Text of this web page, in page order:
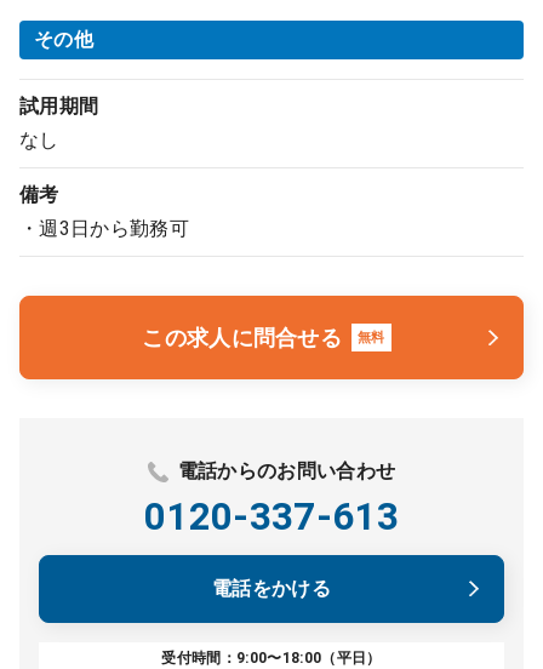
その他
試用期間
なし
備考
・週3日から勤務可
この求人に問合せる 無料
電話からのお問い合わせ
0120-337-613
電話をかける
受付時間：9:00〜18:00（平日）